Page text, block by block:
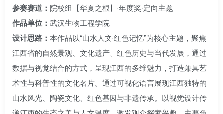
参赛赛道： 院校组【华夏之根】·年度奖·定向主题
作品单位： 武汉生物工程学院
设计思路： 本作品以“山水人文·红色记忆”为核心主题，聚焦
江西省的自然景观、文化遗产、红色历史与当代发展，通过
数据与视觉结合的方式，呈现江西的多维魅力，打造兼具艺
术性与科普性的文化名片。通过可视化语言展现江西独特的
山水风光、陶瓷文化、红色基因与非遗传承。以视觉设计传